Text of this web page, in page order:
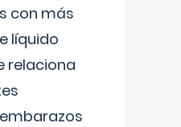
con más
líquido
relaciona